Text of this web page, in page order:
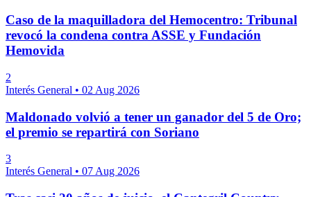
Caso de la maquilladora del Hemocentro: Tribunal
revocó la condena contra ASSE y Fundación
Hemovida
2
Interés General • 02 Aug 2026
Maldonado volvió a tener un ganador del 5 de Oro;
el premio se repartirá con Soriano
3
Interés General • 07 Aug 2026